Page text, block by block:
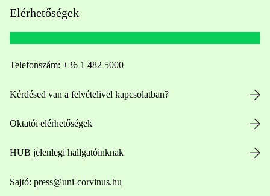
Elérhetőségek
Telefonszám: +36 1 482 5000
Kérdésed van a felvételivel kapcsolatban?
Oktatói elérhetőségek
HUB jelenlegi hallgatóinknak
Sajtó: press@uni-corvinus.hu